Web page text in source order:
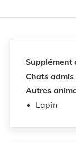
Supplément
Chats admis
Autres
Lapin